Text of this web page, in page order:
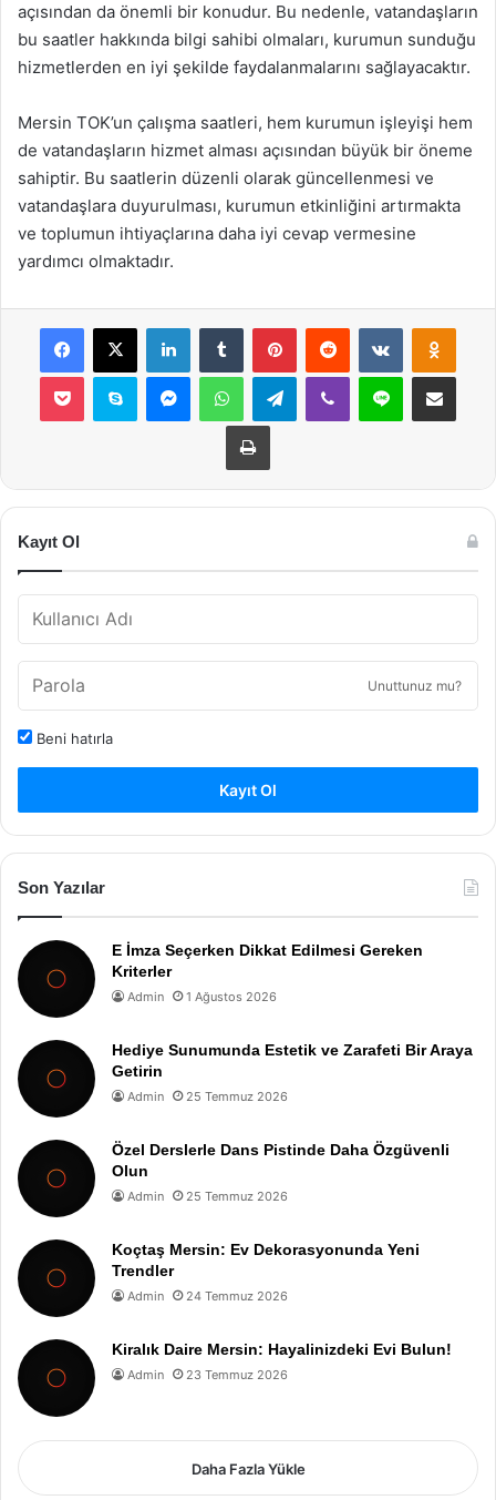
açısından da önemli bir konudur. Bu nedenle, vatandaşların
bu saatler hakkında bilgi sahibi olmaları, kurumun sunduğu
hizmetlerden en iyi şekilde faydalanmalarını sağlayacaktır.
Mersin TOK’un çalışma saatleri, hem kurumun işleyişi hem
de vatandaşların hizmet alması açısından büyük bir öneme
sahiptir. Bu saatlerin düzenli olarak güncellenmesi ve
vatandaşlara duyurulması, kurumun etkinliğini artırmakta
ve toplumun ihtiyaçlarına daha iyi cevap vermesine
yardımcı olmaktadır.
Facebook
X LinkedInTumblr PinterestReddit VKontakte
Pocket Skype MessengerWhatsAppTelegramViber Line E-Posta ile
Yazdır
Kayıt Ol
Unuttunuz mu?
Beni hatırla
Kayıt Ol
Son Yazılar
E İmza Seçerken Dikkat Edilmesi Gereken
Kriterler
Admin 1 Ağustos 2026
Hediye Sunumunda Estetik ve Zarafeti Bir Araya
Getirin
Admin 25 Temmuz 2026
Özel Derslerle Dans Pistinde Daha Özgüvenli
Olun
Admin 25 Temmuz 2026
Koçtaş Mersin: Ev Dekorasyonunda Yeni
Trendler
Admin 24 Temmuz 2026
Kiralık Daire Mersin: Hayalinizdeki Evi Bulun!
Admin 23 Temmuz 2026
Daha Fazla Yükle